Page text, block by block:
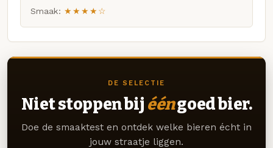
Smaak: ★★★★☆
DE SELECTIE
Niet stoppen bij ééngoed bier.
Doe de smaaktest en ontdek welke bieren écht in
jouw straatje liggen.